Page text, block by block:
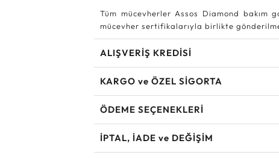
Tüm mücevherler Assos Diamond bakım
mücevher sertifikalarıyla birlikte
ALIŞVERİŞ KREDİSİ
KARGO ve ÖZEL SİGORTA
ÖDEME SEÇENEKLERİ
İPTAL, İADE ve DEĞİŞİM